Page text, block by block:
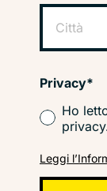
Privacy*
Ho
Leggi